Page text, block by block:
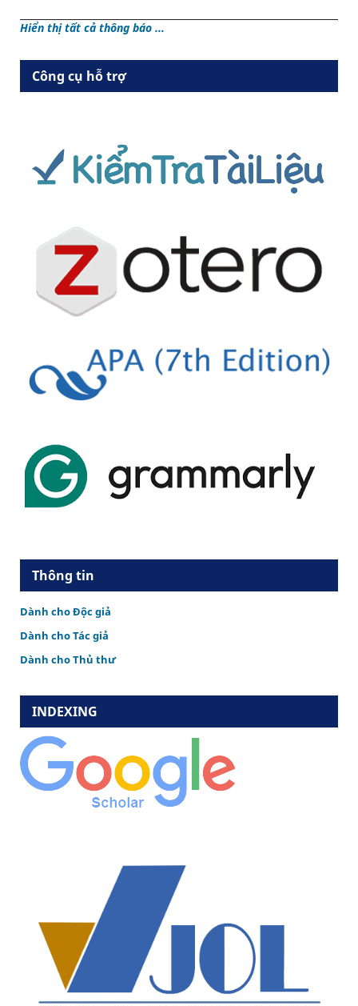
Hiển thị tất cả thông báo ...
Công cụ hỗ trợ
Thông tin
Dành cho Độc giả
Dành cho Tác giả
Dành cho Thủ thư
INDEXING